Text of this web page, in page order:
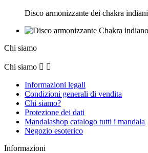
Disco armonizzante dei chakra indiani
Chi siamo
Chi siamo  
Informazioni legali
Condizioni generali di vendita
Chi siamo?
Protezione dei dati
Mandalashop catalogo tutti i mandala
Negozio esoterico
Informazioni